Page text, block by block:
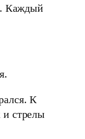
Каждый
К
и стрелы